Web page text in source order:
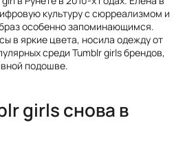
культуру с сюрреализмом и
особенно запоминающимся.
в яркие цвета, носила одежду от
среди Tumblr girls брендов,
подошве.
girls снова в